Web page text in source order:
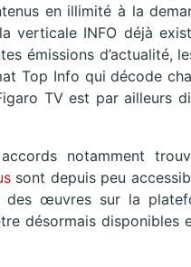
en illimité à la
verticale INFO déjà
émissions d’actualité,
Top Info qui décode
TV est par ailleurs
notamment
sont depuis peu
des œuvres sur la
désormais disponibles